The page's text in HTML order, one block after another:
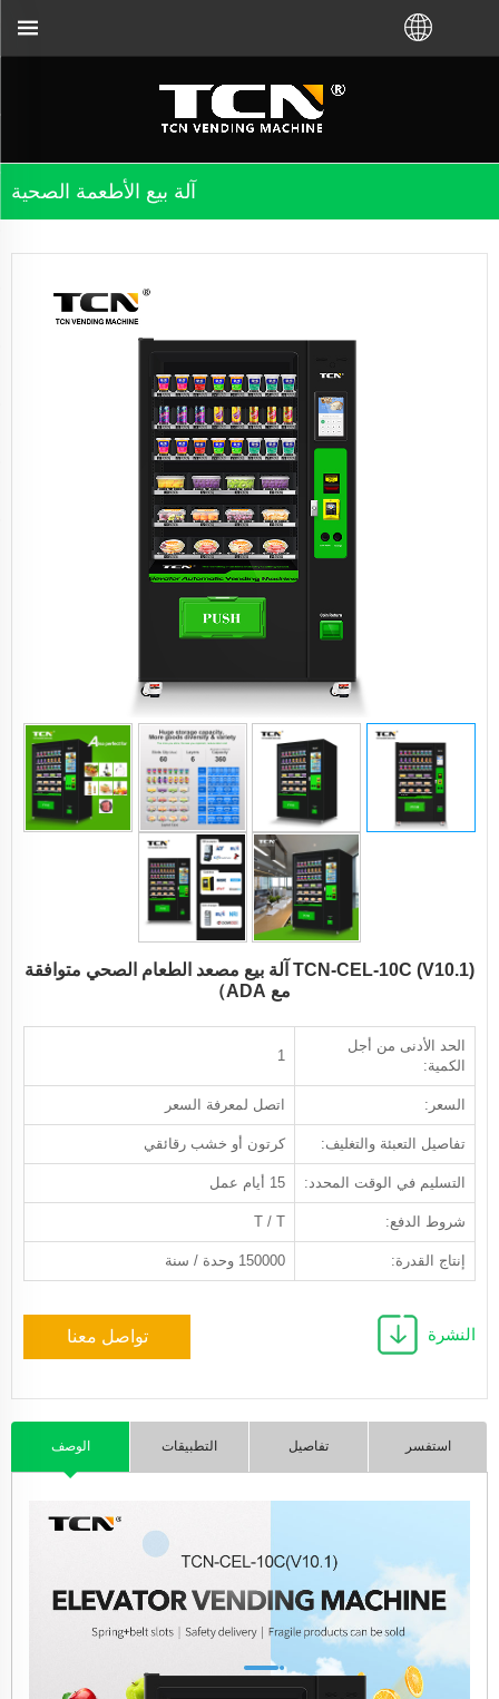
آلة بيع الأطعمة الصحية
TCN-CEL-10C (V10.1) آلة بيع مصعد الطعام الصحي متوافقة
مع ADA）
الحد الأدنى من أجل
الكمية:
1
السعر: اتصل لمعرفة السعر
تفاصيل التعبئة والتغليف: كرتون أو خشب رقائقي
التسليم في الوقت المحدد: 15 أيام عمل
شروط الدفع: T / T
إنتاج القدرة: 150000 وحدة / سنة
تواصل معنا النشرة
الوصف التطبيقات تفاصيل استفسر